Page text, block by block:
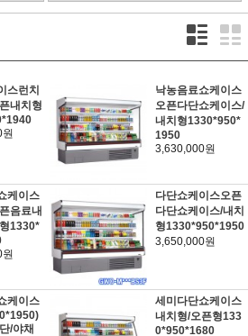
스런치
내치형
낙농음료쇼케이스
오픈다단쇼케이스/
내치형1330*950*
1950
3,630,000원
케이스
음료내
1330*
다단쇼케이스오픈
다단쇼케이스/내치
형1330*950*1950
3,650,000원
케이스
/야채
세미다단쇼케이스
내치형/오픈형133
0*950*1680